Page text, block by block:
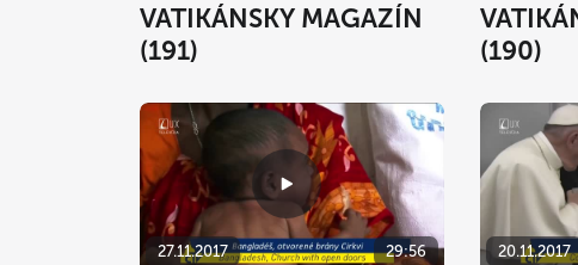
VATIKÁNSKY MAGAZÍN
(191)
(190)
27.11.2017 29:56 20.11.2017